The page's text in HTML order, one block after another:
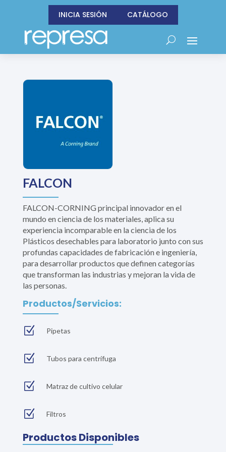
INICIA SESIÓN CATÁLOGO
FALCON
FALCON-CORNING principal innovador en el
mundo en ciencia de los materiales, aplica su
experiencia incomparable en la ciencia de los
Plásticos desechables para laboratorio junto con sus
profundas capacidades de fabricación e ingeniería,
para desarrollar productos que definen categorías
que transforman las industrias y mejoran la vida de
las personas.
Productos/Servicios:
Z Pipetas
Z Tubos para centrífuga
Z Matraz de cultivo celular
Z Filtros
Productos Disponibles